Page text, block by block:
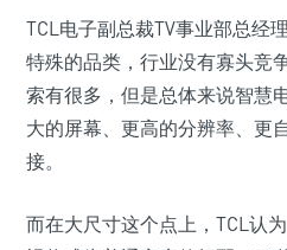
TCL电子副总裁TV事业部总经
特殊的品类，行业没有寡头竞
索有很多，但是总体来说智慧
大的屏幕、更高的分辨率、更
接。
而在大尺寸这个点上，TCL认